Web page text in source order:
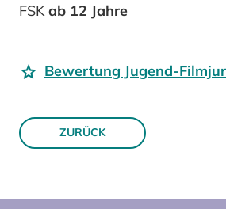
FSK ab 12 Jahre
Bewertung Jugend-
ZURÜCK